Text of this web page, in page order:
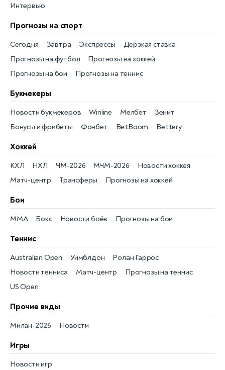
Интервью
Прогнозы на спорт
Прогнозы на футбол
Сегодня
Прогнозы на хоккей
Завтра
Прогнозы на бои
Экспрессы
Прогнозы на теннис
Дерзкая ставка
Букмекеры
Бонусы и фрибеты
Новости букмекеров
Фонбет
Winline
BetBoom
Мелбет
Bettery
Зенит
Хоккей
Новости хоккея
КХЛ
Матч-центр
НХЛ
Трансферы
ЧМ-2026
Прогнозы на хоккей
МЧМ-2026
Бои
Новости боёв
MMA Прогнозы на бои
Бокс
Теннис
Новости тенниса
Australian Open
Матч-центр
Уимблдон
Прогнозы на теннис
Ролан Гаррос
US Open
Прочие виды
Новости
Милан-2026
Игры
Новости игр